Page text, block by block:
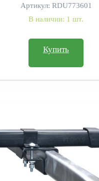
Артикул: RDU773601
В наличии: 1 шт.
Купить